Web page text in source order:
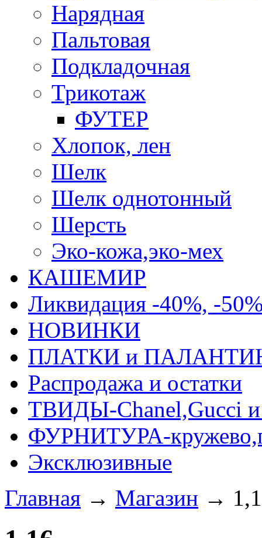
Нарядная
Пальтовая
Подкладочная
Трикотаж
ФУТЕР
Хлопок, лен
Шелк
Шелк однотонный
Шерсть
Эко-кожа,эко-мех
КАШЕМИР
Ликвидация -40%, -
НОВИНКИ
ПЛАТКИ и
Распродажа и остатки
ТВИДЫ-Сhanel,Gucci и
ФУРНИТУРА-
Эксклюзивные
Главная → Магазин →